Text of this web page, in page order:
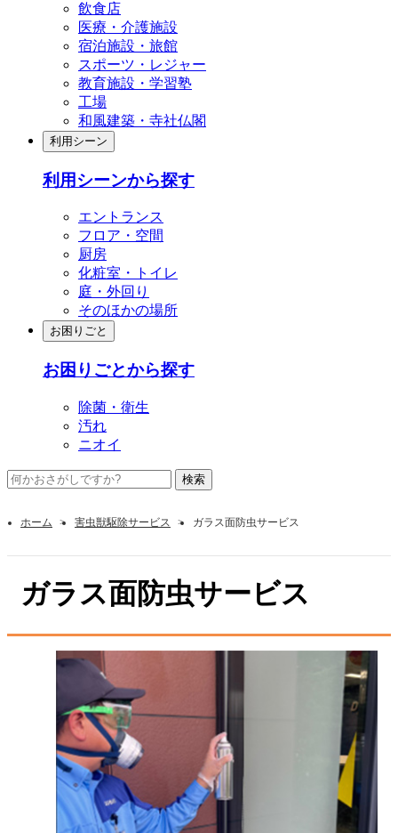
飲食店
医療・介護施設
宿泊施設・旅館
スポーツ・レジャー
教育施設・学習塾
工場
和風建築・寺社仏閣
利用シーン
利用シーンから探す
エントランス
フロア・空間
厨房
化粧室・トイレ
庭・外回り
そのほかの場所
お困りごと
お困りごとから探す
除菌・衛生
汚れ
ニオイ
ホーム 害虫獣駆除サービス ガラス面防虫サービス
ガラス面防虫サービス